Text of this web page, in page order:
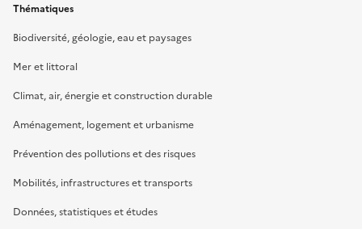
Thématiques
Biodiversité, géologie, eau et paysages
Mer et littoral
Climat, air, énergie et construction durable
Aménagement, logement et urbanisme
Prévention des pollutions et des risques
Mobilités, infrastructures et transports
Données, statistiques et études